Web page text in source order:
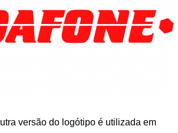
versão do logótipo é utilizada em